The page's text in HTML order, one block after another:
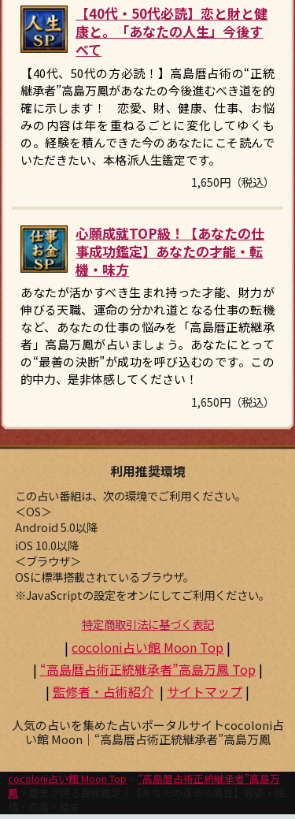
【40代・50代必読】恋と財と健
康と。「あなたの人生」今後す
べて
【40代、50代の方必読！】高島暦占術の“正統
継承者”高島万鳳があなたの今後進むべき道を的
確に示します！ 恋愛、財、健康、仕事、お悩
みの内容は年を重ねるごとに変化してゆくも
の。経験を積んできた今のあなたにこそ読んで
いただきたい、本格派人生鑑定です。
1,650円（税込）
心願成就TOP級！【あなたの仕
事成功鑑定】あなたの才能・転
機・味方
あなたが活かすべき生まれ持った才能、財力が
伸びる天職、運命の分かれ道となる仕事の転機
など、あなたの仕事の悩みを「高島暦正統継承
者」高島万鳳が占いましょう。あなたにとって
の“最善の決断”が成功を呼び込むのです。この
的中力、是非体感してください！
1,650円（税込）
利用推奨環境
この占い番組は、次の環境でご利用ください。
＜OS＞
Android 5.0以降
iOS 10.0以降
＜ブラウザ＞
OSに標準搭載されているブラウザ。
※JavaScriptの設定をオンにしてご利用ください。
特定商取引法に基づく表記
| cocoloni占い館 Moon Top |
| “高島暦占術正統継承者”高島万鳳Top|
| 監修者・占術紹介 | サイトマップ |
人気の占いを集めた占いポータルサイトcocoloni占
い館 Moon｜ “高島暦占術正統継承者”高島万鳳
cocoloni占い館 Moon Top
“高島暦占術正統継承者”高島万
鳳